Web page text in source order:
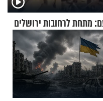
מתחת לרחובות ירושלים